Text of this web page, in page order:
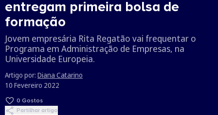
entregam primeira bolsa de
formação
Jovem empresária Rita Regatão vai frequentar o
Programa em Administração de Empresas, na
Universidade Europeia.
Artigo por: Diana Catarino
10 Fevereiro 2022
0 Gostos
Partilhar artigo